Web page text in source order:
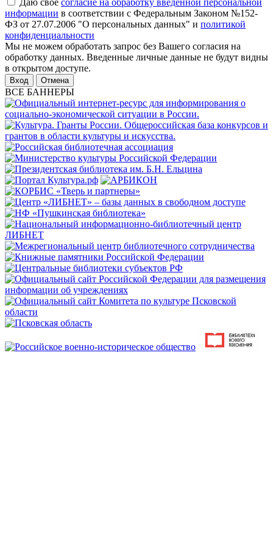
Даю свое согласие на обработку введенной персональной
информации в соответствии с Федеральным Законом №152-
ФЗ от 27.07.2006 "О персональных данных" и политикой
конфиденциальности
Мы не можем обработать запрос без Вашего согласия на
обработку данных. Введенные личные данные не будут видны
в открытом доступе.
Отмена
ВСЕ БАННЕРЫ